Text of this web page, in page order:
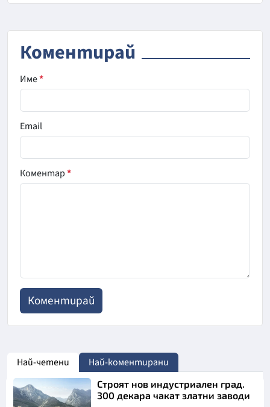
Коментирай
Име*
Email
Коментар*
Най-четени Най-коментирани
Строят нов индустриален град.
300 декара чакат златни заводи